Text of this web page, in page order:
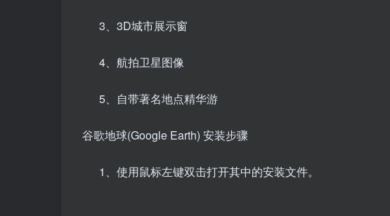
3、3D城市展示窗
4、航拍卫星图像
5、自带著名地点精华游
谷歌地球(Google Earth) 安装步骤
1、使用鼠标左键双击打开其中的安装文件。